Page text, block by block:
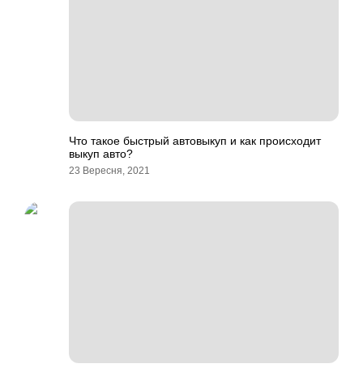
Что такое быстрый автовыкуп и как происходит
выкуп авто?
23 Вересня, 2021